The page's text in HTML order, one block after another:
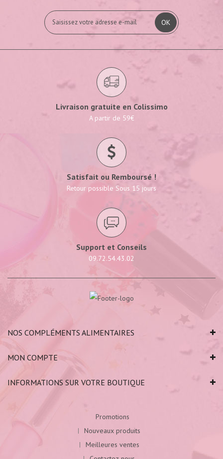
OK
Livraison gratuite en Colissimo
A partir de 59€
Satisfait ou Remboursé !
Retour possible Sous 15 jours
Support et Conseils
09.72.54.43.02
NOS COMPLÉMENTS ALIMENTAIRES
MON COMPTE
INFORMATIONS SUR VOTRE BOUTIQUE
Promotions
Nouveaux produits
Meilleures ventes